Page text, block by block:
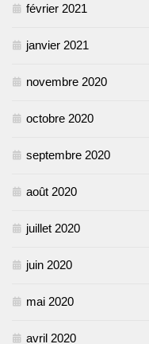
février 2021
janvier 2021
novembre 2020
octobre 2020
septembre 2020
août 2020
juillet 2020
juin 2020
mai 2020
avril 2020